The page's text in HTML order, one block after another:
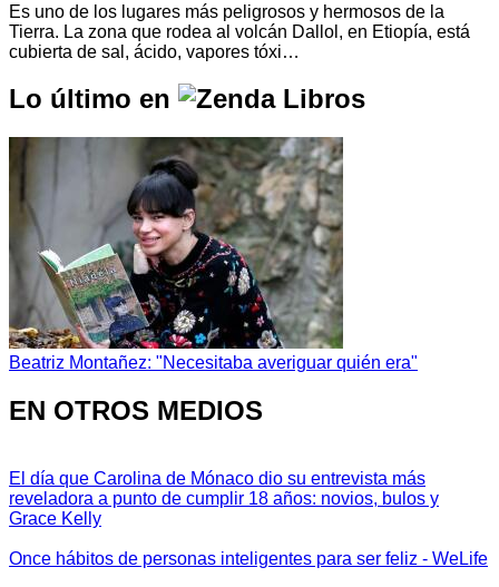
Es uno de los lugares más peligrosos y hermosos de la
Tierra. La zona que rodea al volcán Dallol, en Etiopía, está
cubierta de sal, ácido, vapores tóxi…
Lo último en
Beatriz Montañez: "Necesitaba averiguar quién era"
EN OTROS MEDIOS
El día que Carolina de Mónaco dio su entrevista más
reveladora a punto de cumplir 18 años: novios, bulos y
Grace Kelly
Once hábitos de personas inteligentes para ser feliz - WeLife